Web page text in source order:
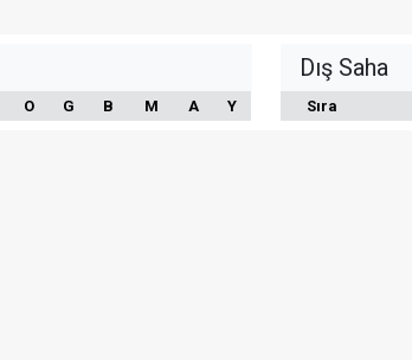
O G B M A Y
Dış Saha
Sıra